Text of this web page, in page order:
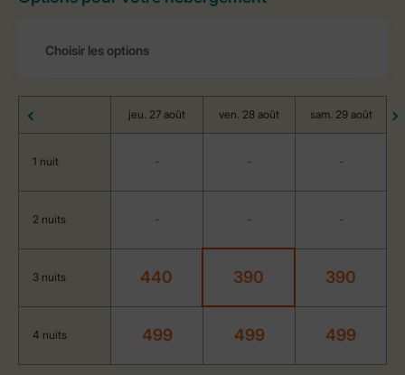
jeu. 27 août ven. 28 août sam. 29 août
1 nuit - - -
2 nuits - - -
3 nuits 440 390 390
4 nuits 499 499 499